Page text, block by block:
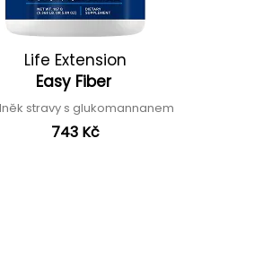
Life Extension
Easy Fiber
stravy s glukomannanem
743 Kč